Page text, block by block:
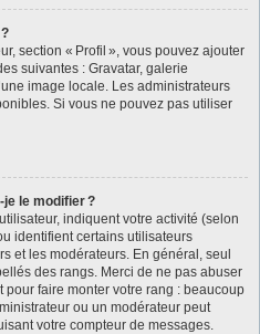
section « Profil », vous pouvez ajouter
suivantes : Gravatar, galerie
image locale. Les administrateurs
Si vous ne pouvez pas utiliser
le modifier ?
indiquent votre activité (selon
identifient certains utilisateurs
et les modérateurs. En général, seul
des rangs. Merci de ne pas abuser
faire monter votre rang : beaucoup
ou un modérateur peut
votre compteur de messages.